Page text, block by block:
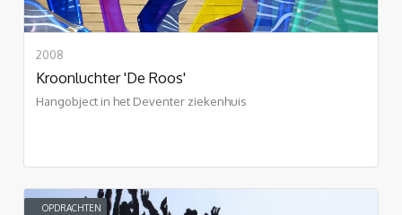
2008
Kroonluchter 'De Roos'
Hangobject in het Deventer ziekenhuis
OPDRACHTEN